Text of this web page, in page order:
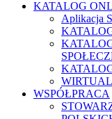
KATALOG
Aplikacja
WSPÓŁPRACA